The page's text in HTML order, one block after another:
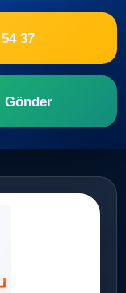
37
Gönder